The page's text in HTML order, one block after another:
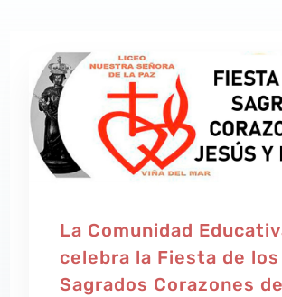
La Comunidad
celebra la Fiesta de los
Sagrados Corazones de